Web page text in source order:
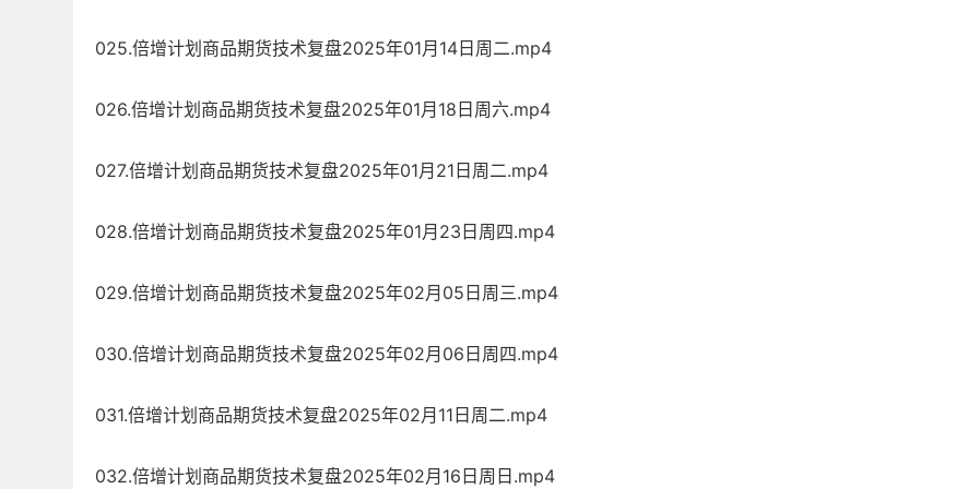
025.倍增计划商品期货技术复盘2025年01月14日周二.mp4
026.倍增计划商品期货技术复盘2025年01月18日周六.mp4
027.倍增计划商品期货技术复盘2025年01月21日周二.mp4
028.倍增计划商品期货技术复盘2025年01月23日周四.mp4
029.倍增计划商品期货技术复盘2025年02月05日周三.mp4
030.倍增计划商品期货技术复盘2025年02月06日周四.mp4
031.倍增计划商品期货技术复盘2025年02月11日周二.mp4
032.倍增计划商品期货技术复盘2025年02月16日周日.mp4